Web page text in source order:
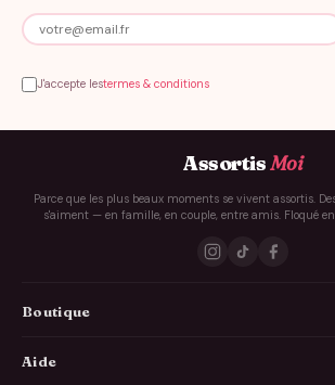
J'accepte lestermes & conditions
AssortisMoi
Parce que les plus beaux moments se vivent assortis.
s'aiment — en famille, en couple, entre amis. Floqué
Boutique
Aide